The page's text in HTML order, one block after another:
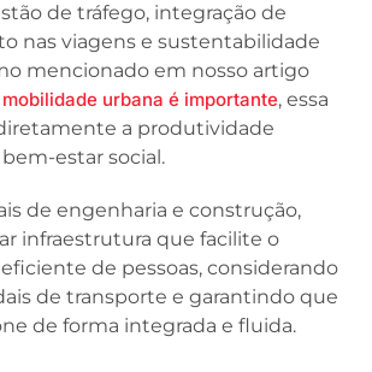
de tráfego, integração de
nas viagens e sustentabilidade
mencionado em nosso artigo
urbana é importante, essa
a produtividade
estar social.
de engenharia e construção,
infraestrutura que facilite o
de pessoas, considerando
de transporte e garantindo que
de forma integrada e fluida.